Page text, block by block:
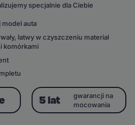
specjalnie dla Ciebie
model auta
łatwy w czyszczeniu materiał
komórkami
5 lat
gwarancji na
mocowania